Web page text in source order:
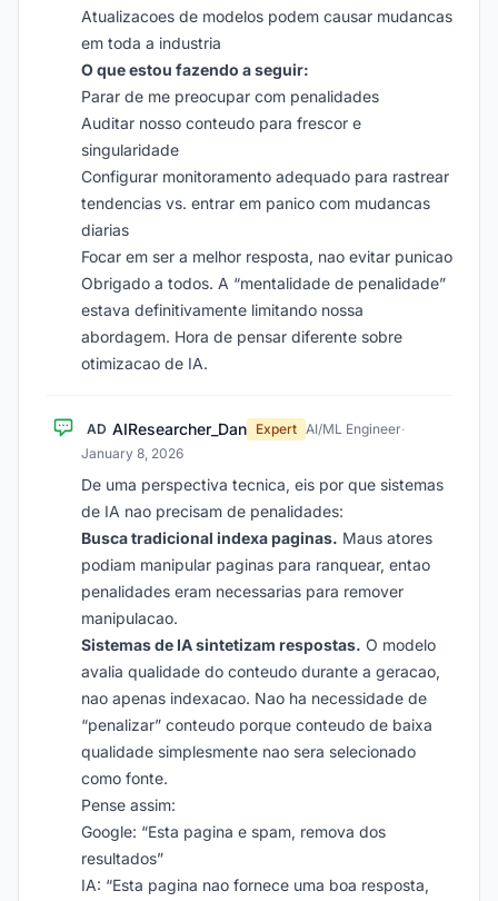
Atualizacoes de modelos podem causar mudancas
em toda a industria
O que estou fazendo a seguir:
Parar de me preocupar com penalidades
Auditar nosso conteudo para frescor e
singularidade
Configurar monitoramento adequado para rastrear
tendencias vs. entrar em panico com mudancas
diarias
Focar em ser a melhor resposta, nao evitar punicao
Obrigado a todos. A “mentalidade de penalidade”
estava definitivamente limitando nossa
abordagem. Hora de pensar diferente sobre
otimizacao de IA.
AD AIResearcher_Dan Expert AI/ML Engineer·
January 8, 2026
De uma perspectiva tecnica, eis por que sistemas
de IA nao precisam de penalidades:
Busca tradicional indexa paginas. Maus atores
podiam manipular paginas para ranquear, entao
penalidades eram necessarias para remover
manipulacao.
Sistemas de IA sintetizam respostas. O modelo
avalia qualidade do conteudo durante a geracao,
nao apenas indexacao. Nao ha necessidade de
“penalizar” conteudo porque conteudo de baixa
qualidade simplesmente nao sera selecionado
como fonte.
Pense assim:
Google: “Esta pagina e spam, remova dos
resultados”
IA: “Esta pagina nao fornece uma boa resposta,